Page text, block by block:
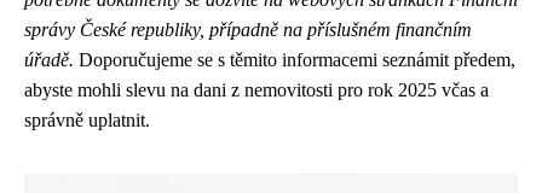
správy České republiky, případně na příslušném finančním
úřadě. Doporučujeme se s těmito informacemi seznámit předem,
abyste mohli slevu na dani z nemovitosti pro rok 2025 včas a
správně uplatnit.